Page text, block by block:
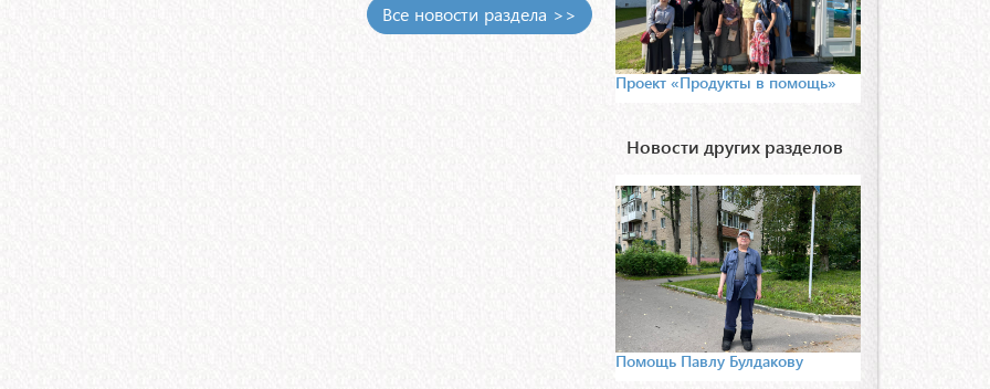
Все новости раздела >>
Проект «Продукты в помощь»
Новости других разделов
Помощь Павлу Булдакову